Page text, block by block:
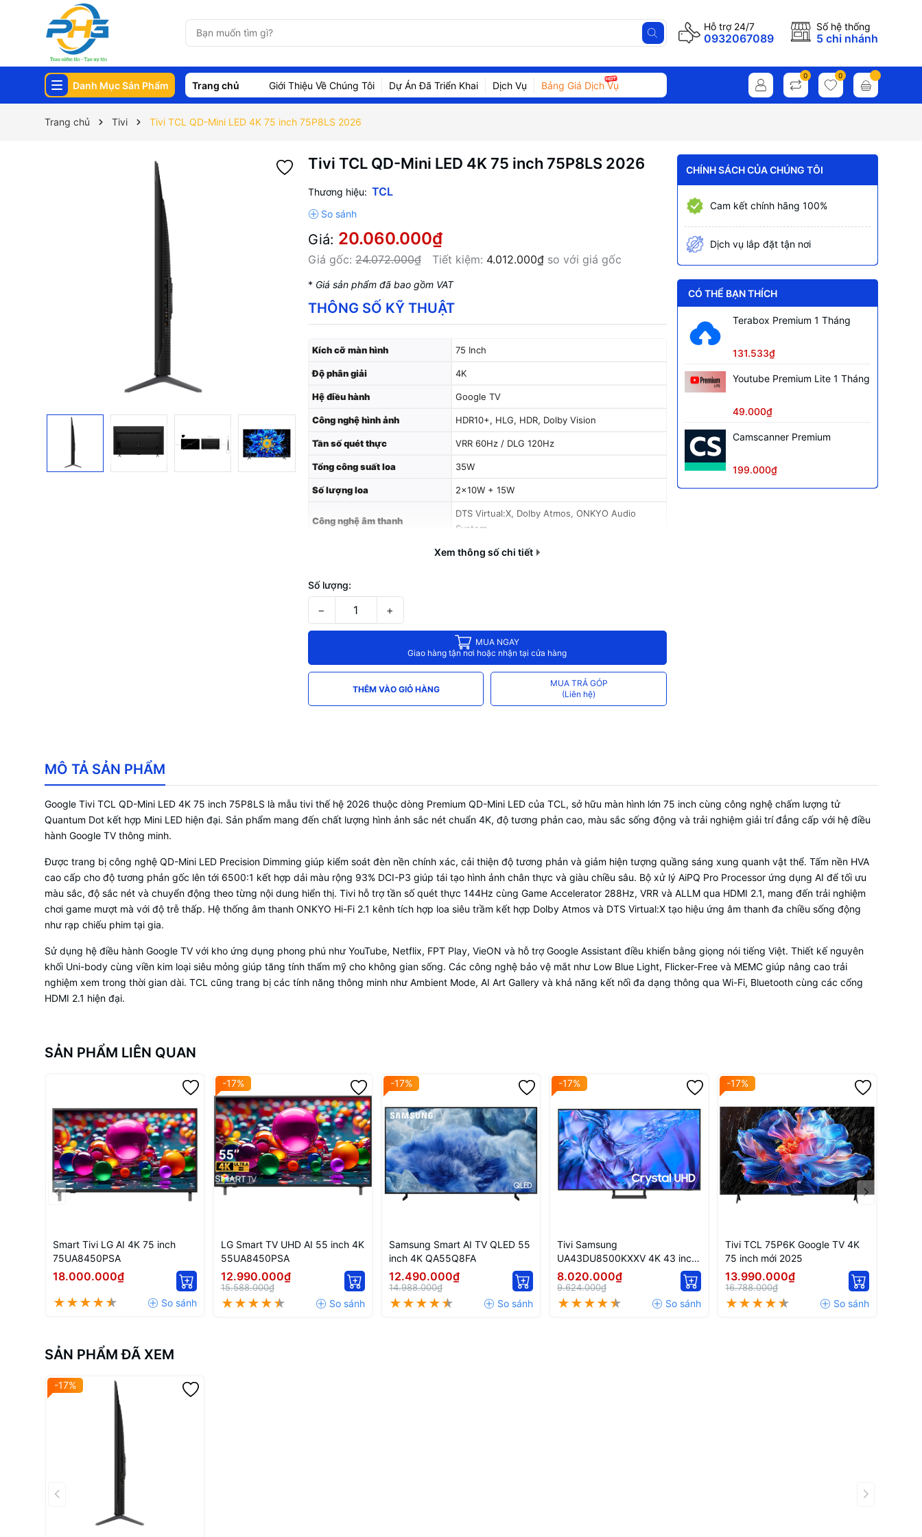
Hỗ trợ 24/7
0932067089
Số hệ thống
5 chi nhánh
Danh Mục Sản Phẩm Trang chủ Giới Thiệu Về Chúng Tôi Dự Án Đã Triển Khai Dịch Vụ Bảng Giá Dịch Vụ
0 0
Trang chủ Tivi Tivi TCL QD-Mini LED 4K 75 inch 75P8LS 2026
Tivi TCL QD-Mini LED 4K 75 inch 75P8LS 2026
Thương hiệu: TCL
Giá: 20.060.000₫
Giá gốc: 24.072.000₫ Tiết kiệm: 4.012.000₫so với giá gốc
* Giá sản phẩm đã bao gồm VAT
THÔNG SỐ KỸ THUẬT
Kích cỡ màn hình 75 Inch
Độ phân giải 4K
Hệ điều hành Google TV
Công nghệ hình ảnh HDR10+, HLG, HDR, Dolby Vision
Tần số quét thực VRR 60Hz / DLG 120Hz
Tổng công suất loa 35W
Số lượng loa 2×10W + 15W
Công nghệ âm thanh
DTS Virtual:X, Dolby Atmos, ONKYO Audio
System
Wifi 5, LAN
USB
HDMI
Google Assistant
Chiếu hình từ điện thoại AirPlay 2
Remote thông minh Tích hợp micro tìm kiếm giọng nói
Xem thông số chi tiết
Số lượng:
− +
MUA NGAY
Giao hàng tận nơi hoặc nhận tại cửa hàng
THÊM VÀO GIỎ HÀNG
MUA TRẢ GÓP
(Liên hệ)
CHÍNH SÁCH CỦA CHÚNG TÔI
Cam kết chính hãng 100%
Dịch vụ lắp đặt tận nơi
CÓ THỂ BẠN THÍCH
Terabox Premium 1 Tháng
131.533₫
Youtube Premium Lite 1 Tháng
49.000₫
Camscanner Premium
199.000₫
MÔ TẢ SẢN PHẨM
Google Tivi TCL QD-Mini LED 4K 75 inch 75P8LS là mẫu tivi thế hệ 2026 thuộc dòng Premium QD-Mini LED của TCL, sở hữu màn hình lớn 75 inch cùng công nghệ chấm lượng tử
Quantum Dot kết hợp Mini LED hiện đại. Sản phẩm mang đến chất lượng hình ảnh sắc nét chuẩn 4K, độ tương phản cao, màu sắc sống động và trải nghiệm giải trí đẳng cấp với hệ điều
hành Google TV thông minh.
Được trang bị công nghệ QD-Mini LED Precision Dimming giúp kiểm soát đèn nền chính xác, cải thiện độ tương phản và giảm hiện tượng quầng sáng xung quanh vật thể. Tấm nền HVA
cao cấp cho độ tương phản gốc lên tới 6500:1 kết hợp dải màu rộng 93% DCI-P3 giúp tái tạo hình ảnh chân thực và giàu chiều sâu. Bộ xử lý AiPQ Pro Processor ứng dụng AI để tối ưu
màu sắc, độ sắc nét và chuyển động theo từng nội dung hiển thị. Tivi hỗ trợ tần số quét thực 144Hz cùng Game Accelerator 288Hz, VRR và ALLM qua HDMI 2.1, mang đến trải nghiệm
chơi game mượt mà với độ trễ thấp. Hệ thống âm thanh ONKYO Hi-Fi 2.1 kênh tích hợp loa siêu trầm kết hợp Dolby Atmos và DTS Virtual:X tạo hiệu ứng âm thanh đa chiều sống động
như rạp chiếu phim tại gia.
Sử dụng hệ điều hành Google TV với kho ứng dụng phong phú như YouTube, Netflix, FPT Play, VieON và hỗ trợ Google Assistant điều khiển bằng giọng nói tiếng Việt. Thiết kế nguyên
khối Uni-body cùng viền kim loại siêu mỏng giúp tăng tính thẩm mỹ cho không gian sống. Các công nghệ bảo vệ mắt như Low Blue Light, Flicker-Free và MEMC giúp nâng cao trải
nghiệm xem trong thời gian dài. TCL cũng trang bị các tính năng thông minh như Ambient Mode, AI Art Gallery và khả năng kết nối đa dạng thông qua Wi-Fi, Bluetooth cùng các cổng
HDMI 2.1 hiện đại.
SẢN PHẨM LIÊN QUAN
Smart Tivi LG AI 4K 75 inch
75UA8450PSA
18.000.000₫
-17%
LG Smart TV UHD AI 55 inch 4K
55UA8450PSA
12.990.000₫
15.588.000₫
-17%
Samsung Smart AI TV QLED 55
inch 4K QA55Q8FA
12.490.000₫
14.988.000₫
-17%
Tivi Samsung
UA43DU8500KXXV 4K 43 inch
crystal UHD 2024
8.020.000₫
9.624.000₫
-17%
Tivi TCL 75P6K Google TV 4K
75 inch mới 2025
13.990.000₫
16.788.000₫
SẢN PHẨM ĐÃ XEM
-17%